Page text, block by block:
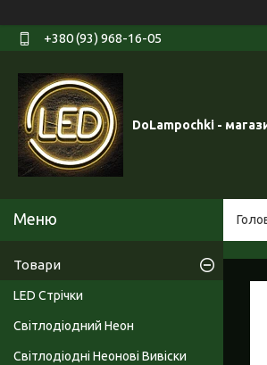
+380 (93) 968-16-05
DoLampochki -
Товари
LED Стрічки
Світлодіодний Неон
Світлодіодні Неонові Вивіски